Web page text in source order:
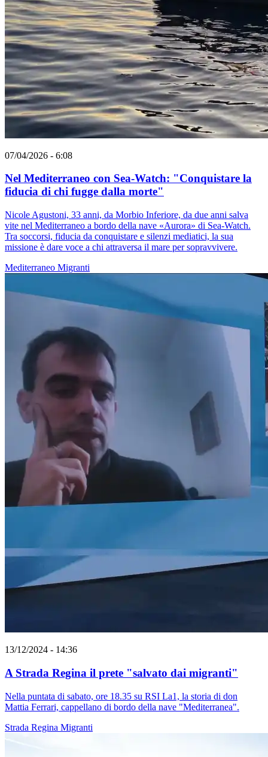
07/04/2026 - 6:08
Nel Mediterraneo con Sea-Watch: "Conquistare la
fiducia di chi fugge dalla morte"
Nicole Agustoni, 33 anni, da Morbio Inferiore, da due anni salva
vite nel Mediterraneo a bordo della nave «Aurora» di Sea-Watch.
Tra soccorsi, fiducia da conquistare e silenzi mediatici, la sua
missione è dare voce a chi attraversa il mare per sopravvivere.
Mediterraneo Migranti
13/12/2024 - 14:36
A Strada Regina il prete "salvato dai migranti"
Nella puntata di sabato, ore 18.35 su RSI La1, la storia di don
Mattia Ferrari, cappellano di bordo della nave "Mediterranea".
Strada Regina Migranti